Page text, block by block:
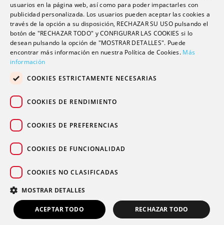
PIDE TU CITA
Escuela universitaria
Trabaja con nosotros
Contacto
Podcast
© 2026 Grupo sanitario Ribera
usuarios en la página web, así como para poder impactarles con
publicidad personalizada. Los usuarios pueden aceptar las cookies a
través de la opción a su disposición, RECHAZAR SU USO pulsando el
botón de "RECHAZAR TODO" y CONFIGURAR LAS COOKIES si lo
desean pulsando la opción de "MOSTRAR DETALLES". Puede
encontrar más información en nuestra Política de Cookies. Más
información
COOKIES ESTRICTAMENTE NECESARIAS
COOKIES DE RENDIMIENTO
COOKIES DE PREFERENCIAS
COOKIES DE FUNCIONALIDAD
COOKIES NO CLASIFICADAS
MOSTRAR DETALLES
ACEPTAR TODO RECHAZAR TODO